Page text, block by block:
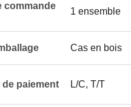
commande
1 ensemble
Cas en bois
paiement L/C, T/T